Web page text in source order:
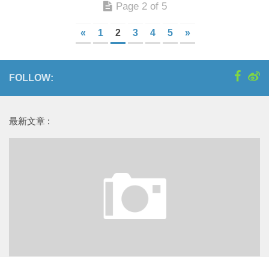
Page 2 of 5
« 1 2 3 4 5 »
FOLLOW:
最新文章 :